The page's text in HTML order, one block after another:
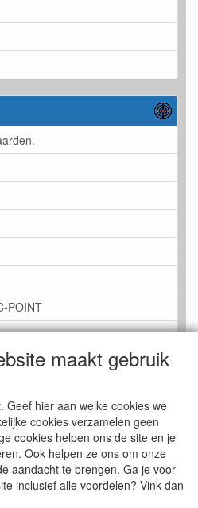
POINT
maakt gebruik
Geef hier aan welke cookies we
cookies verzamelen geen
cookies helpen ons de site en je
Ook helpen ze ons om onze
aandacht te brengen. Ga je voor
inclusief alle voordelen? Vink dan